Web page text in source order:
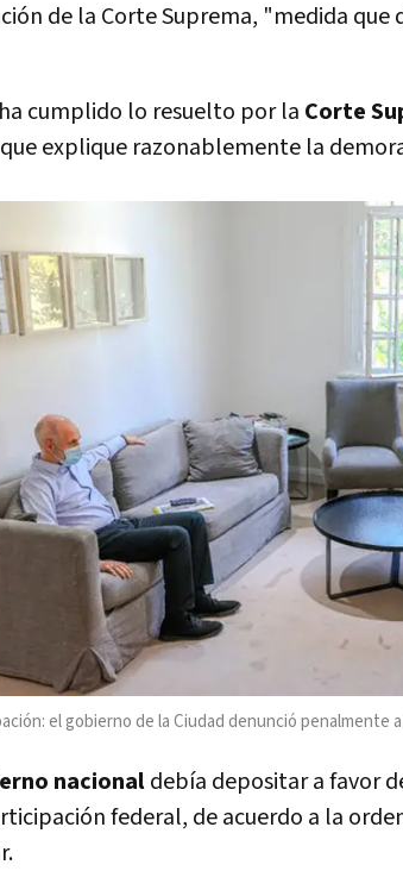
de la Corte Suprema, "medida
cumplido lo resuelto por la Corte
explique razonablemente la
el gobierno de la Ciudad denunció penalmente
nacionaldebía depositar a favor
federal, de acuerdo a la